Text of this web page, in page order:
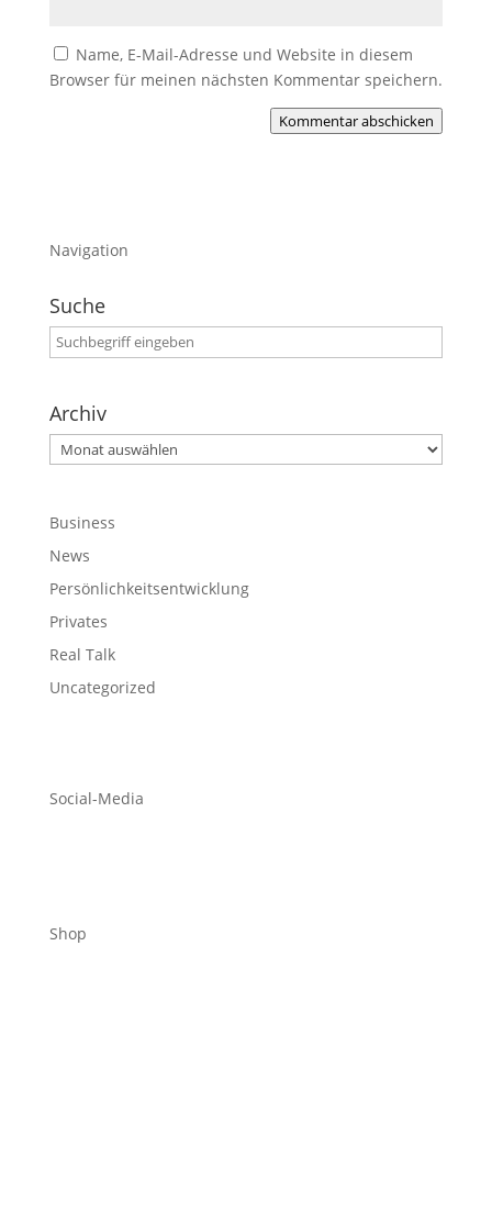
Name, E-Mail-Adresse und Website in diesem
Browser für meinen nächsten Kommentar speichern.
Kommentar abschicken
Navigation
Suche
Archiv
Archiv
Business
News
Persönlichkeitsentwicklung
Privates
Real Talk
Uncategorized
Social-Media
Shop